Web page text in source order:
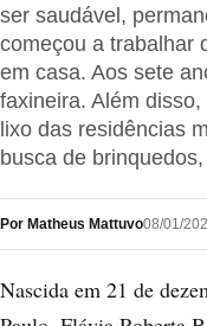
ser saudável,
começou a trabalhar
em casa. Aos sete
faxineira. Além
lixo das residências
busca de
Por Matheus Mattuvo08/01/
Nascida em 21 de